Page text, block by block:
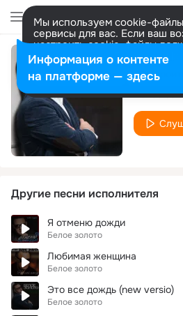
Мы используем cookie-
сервисы для вас. Если ваш
настроить cookie-файлы
представитель. Больше
Разрешить все Настроить
Белое
Другие песни исполнителя
Я отменю дожди
Белое золото
Любимая женщина
Белое золото
Это все дождь (new versio)
Белое золото
Информация о контенте
на платформе — здесь